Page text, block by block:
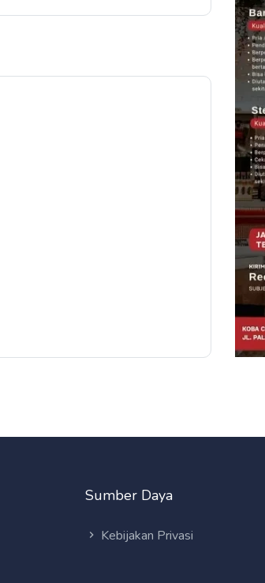
Sumber Daya
Kebijakan Privasi